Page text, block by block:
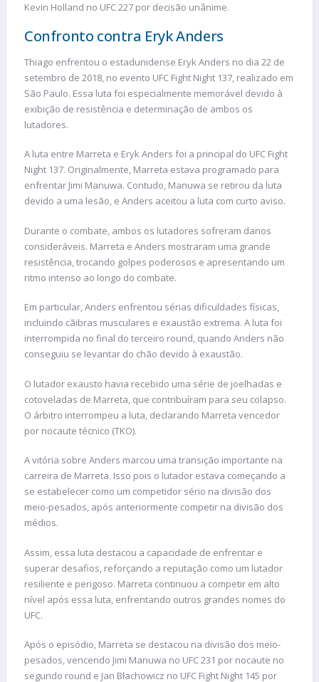
Kevin Holland no UFC 227 por decisão unânime.
Confronto contra Eryk Anders
Thiago enfrentou o estadunidense Eryk Anders no dia 22 de
setembro de 2018, no evento UFC Fight Night 137, realizado em
São Paulo. Essa luta foi especialmente memorável devido à
exibição de resistência e determinação de ambos os
lutadores.
A luta entre Marreta e Eryk Anders foi a principal do UFC Fight
Night 137. Originalmente, Marreta estava programado para
enfrentar Jimi Manuwa. Contudo, Manuwa se retirou da luta
devido a uma lesão, e Anders aceitou a luta com curto aviso.
Durante o combate, ambos os lutadores sofreram danos
consideráveis. Marreta e Anders mostraram uma grande
resistência, trocando golpes poderosos e apresentando um
ritmo intenso ao longo do combate.
Em particular, Anders enfrentou sérias dificuldades físicas,
incluindo cãibras musculares e exaustão extrema. A luta foi
interrompida no final do terceiro round, quando Anders não
conseguiu se levantar do chão devido à exaustão.
O lutador exausto havia recebido uma série de joelhadas e
cotoveladas de Marreta, que contribuíram para seu colapso.
O árbitro interrompeu a luta, declarando Marreta vencedor
por nocaute técnico (TKO).
A vitória sobre Anders marcou uma transição importante na
carreira de Marreta. Isso pois o lutador estava começando a
se estabelecer como um competidor sério na divisão dos
meio-pesados, após anteriormente competir na divisão dos
médios.
Assim, essa luta destacou a capacidade de enfrentar e
superar desafios, reforçando a reputação como um lutador
resiliente e perigoso. Marreta continuou a competir em alto
nível após essa luta, enfrentando outros grandes nomes do
UFC.
Após o episódio, Marreta se destacou na divisão dos meio-
pesados, vencendo Jimi Manuwa no UFC 231 por nocaute no
segundo round e Jan Błachowicz no UFC Fight Night 145 por